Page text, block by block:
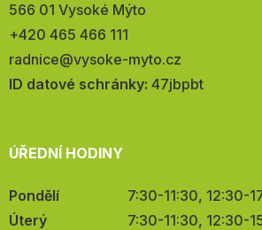
566 01 Vysoké Mýto
Telefon:
+420 465 466 111
E-
mail:
radnice@vysoke-myto.cz
ID datové schránky: 47jbpbt
ÚŘEDNÍ HODINY
Pondělí
7:30-11:30, 12:30-
Úterý
7:30-11:30, 12:30-